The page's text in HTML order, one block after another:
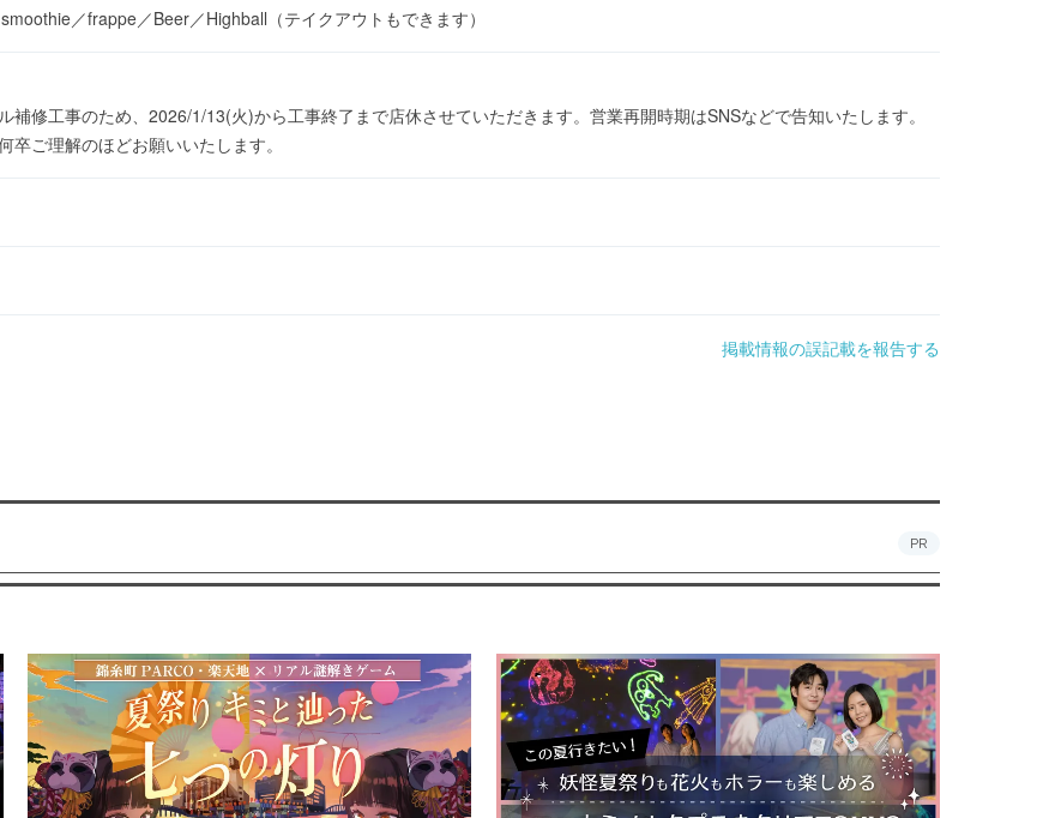
／frappe／Beer／Highball（テイクアウトもできます）
補修工事のため、2026/1/13(火)から工事終了まで店休させていただきます。営業再開時期はSNSなどで告知いたします。
卒ご理解のほどお願いいたします。
掲載情報の誤記載を報告する
PR